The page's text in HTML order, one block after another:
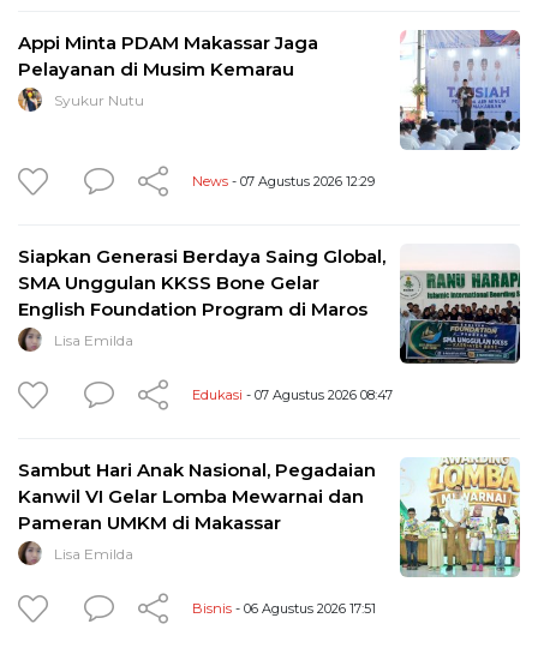
Appi Minta PDAM Makassar Jaga
Pelayanan di Musim Kemarau
Syukur Nutu
News - 07 Agustus 2026 12:29
Siapkan Generasi Berdaya Saing Global,
SMA Unggulan KKSS Bone Gelar
English Foundation Program di Maros
Lisa Emilda
Edukasi - 07 Agustus 2026 08:47
Sambut Hari Anak Nasional, Pegadaian
Kanwil VI Gelar Lomba Mewarnai dan
Pameran UMKM di Makassar
Lisa Emilda
Bisnis - 06 Agustus 2026 17:51